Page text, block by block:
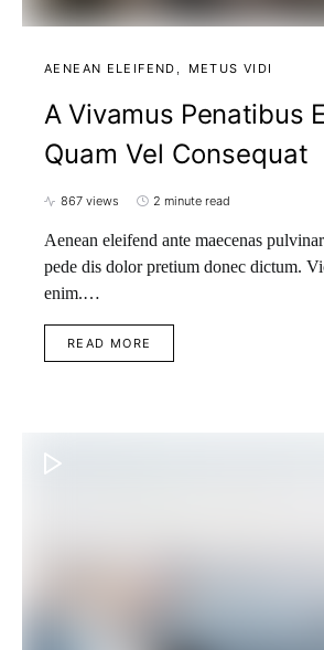
AENEAN ELEIFEND METUS VIDI
A Vivamus Penatibus
Quam Vel Consequat
867 views 2 minute read
Aenean eleifend ante maecenas
pede dis dolor pretium donec dictum.
enim.…
READ MORE